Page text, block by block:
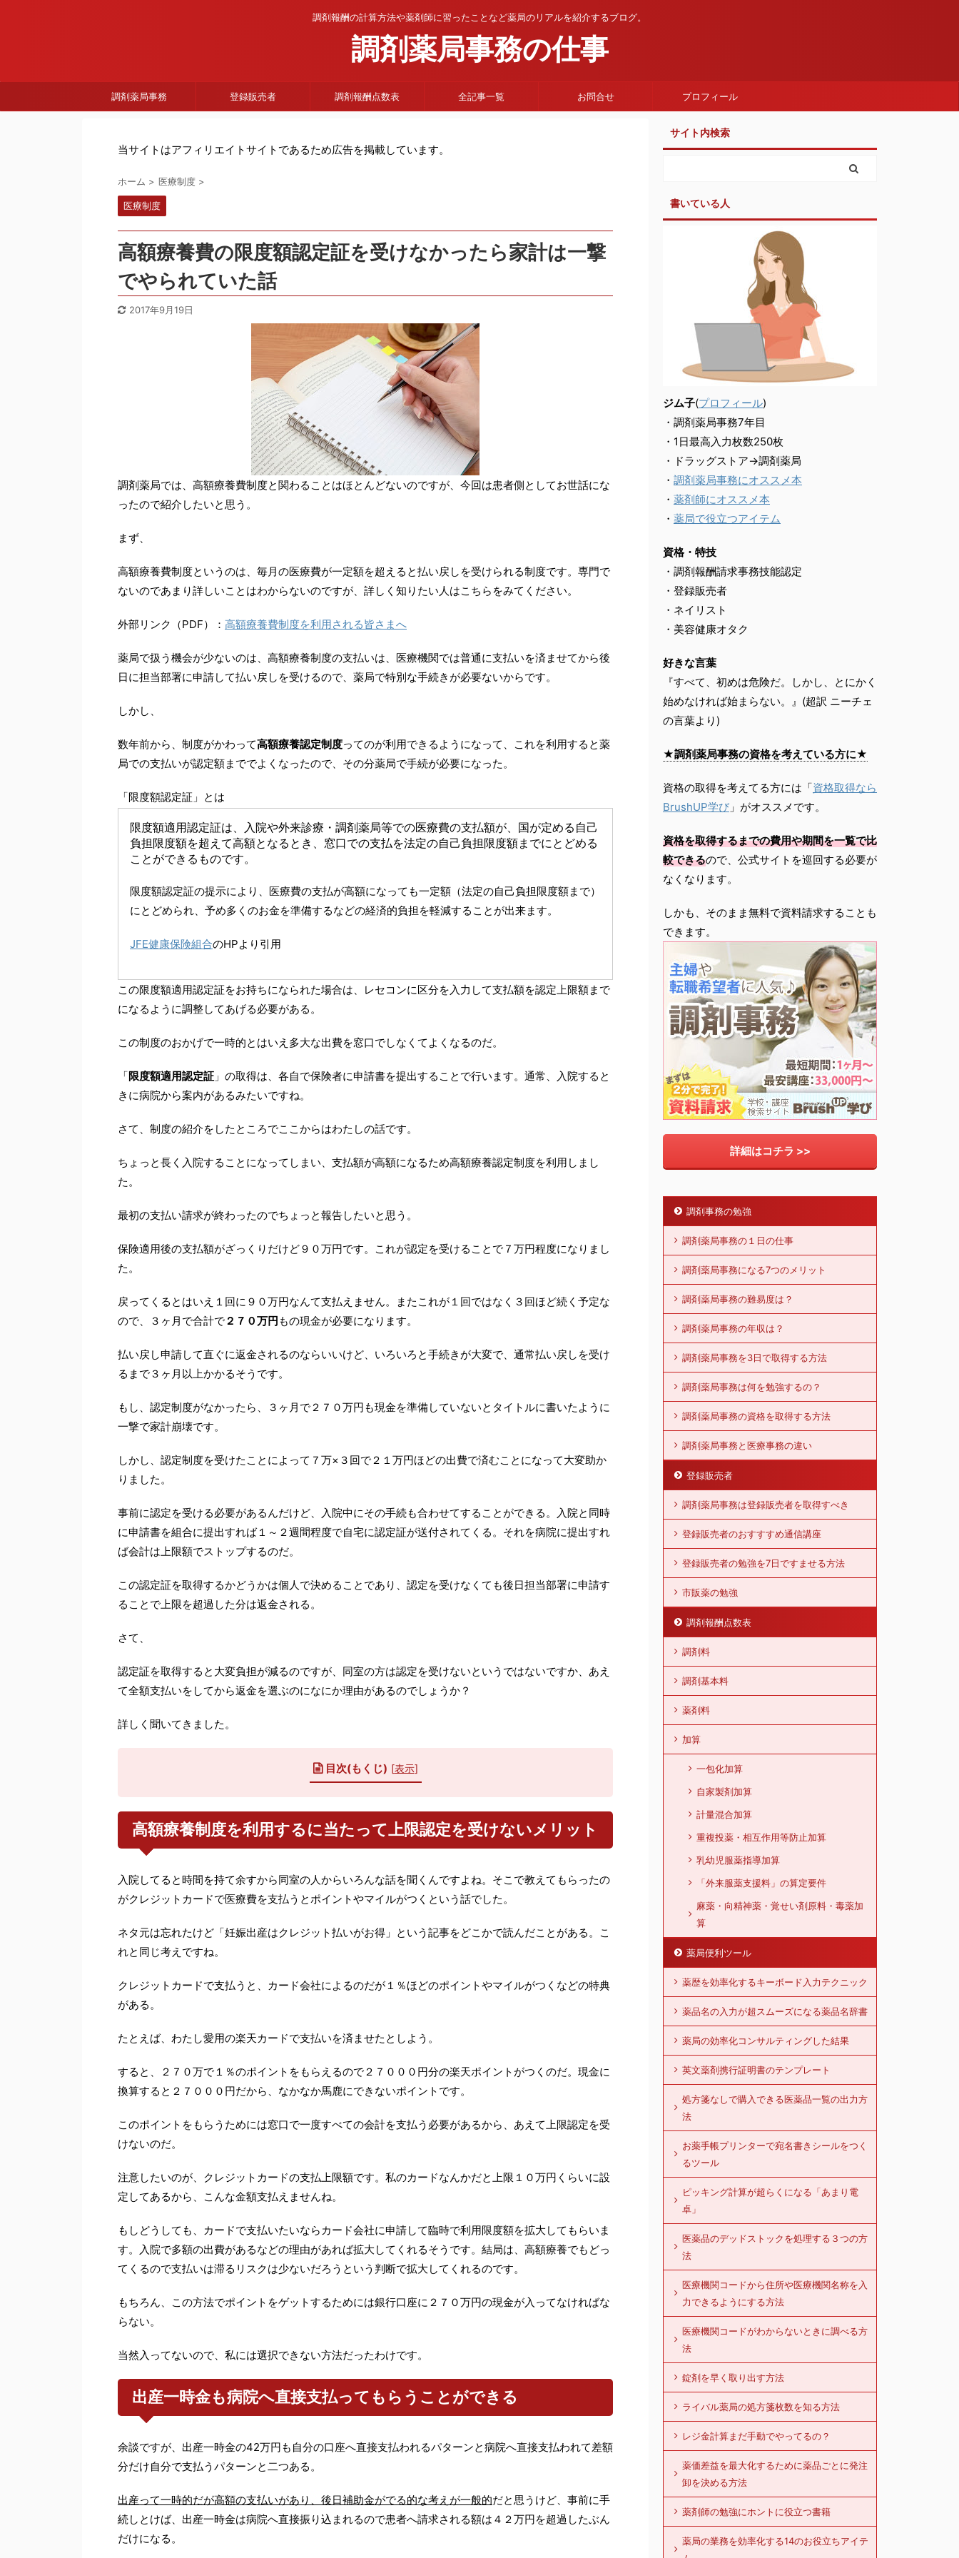
調剤報酬の計算方法や薬剤師に習ったことなど薬局のリアルを紹介するブログ。
調剤薬局事務の仕事
調剤薬局事務 登録販売者 調剤報酬点数表 全記事一覧 お問合せ プロフィール
当サイトはアフィリエイトサイトであるため広告を掲載しています。
ホーム > 医療制度 >
医療制度
高額療養費の限度額認定証を受けなかったら家計は一撃
でやられていた話
2017年9月19日
調剤薬局では、高額療養費制度と関わることはほとんどないのですが、今回は患者側としてお世話にな
ったので紹介したいと思う。
まず、
高額療養費制度というのは、毎月の医療費が一定額を超えると払い戻しを受けられる制度です。専門で
ないのであまり詳しいことはわからないのですが、詳しく知りたい人はこちらをみてください。
外部リンク（PDF）： 高額療養費制度を利用される皆さまへ
薬局で扱う機会が少ないのは、高額療養制度の支払いは、医療機関では普通に支払いを済ませてから後
日に担当部署に申請して払い戻しを受けるので、薬局で特別な手続きが必要ないからです。
しかし、
数年前から、制度がかわって高額療養認定制度ってのが利用できるようになって、これを利用すると薬
局での支払いが認定額まででよくなったので、その分薬局で手続が必要になった。
「限度額認定証」とは
限度額適用認定証は、入院や外来診療・調剤薬局等での医療費の支払額が、国が定める自己
負担限度額を超えて高額となるとき、窓口での支払を法定の自己負担限度額までにとどめる
ことができるものです。
限度額認定証の提示により、医療費の支払が高額になっても一定額（法定の自己負担限度額まで）
にとどめられ、予め多くのお金を準備するなどの経済的負担を軽減することが出来ます。
JFE健康保険組合のHPより引用
この限度額適用認定証をお持ちになられた場合は、レセコンに区分を入力して支払額を認定上限額まで
になるように調整してあげる必要がある。
この制度のおかげで一時的とはいえ多大な出費を窓口でしなくてよくなるのだ。
「限度額適用認定証 」の取得は、各自で保険者に申請書を提出することで行います。通常、入院すると
きに病院から案内があるみたいですね。
さて、制度の紹介をしたところでここからはわたしの話です。
ちょっと長く入院することになってしまい、支払額が高額になるため高額療養認定制度を利用しまし
た。
最初の支払い請求が終わったのでちょっと報告したいと思う。
保険適用後の支払額がざっくりだけど９０万円です。これが認定を受けることで７万円程度になりまし
た。
戻ってくるとはいえ１回に９０万円なんて支払えません。またこれが１回ではなく３回ほど続く予定な
ので、３ヶ月で合計で２７０万円 もの現金が必要になります。
払い戻し申請して直ぐに返金されるのならいいけど、いろいろと手続きが大変で、通常払い戻しを受け
るまで３ヶ月以上かかるそうです。
もし、認定制度がなかったら、３ヶ月で２７０万円も現金を準備していないとタイトルに書いたように
一撃で家計崩壊です。
しかし、認定制度を受けたことによって７万×３回で２１万円ほどの出費で済むことになって大変助か
りました。
事前に認定を受ける必要があるんだけど、入院中にその手続も合わせてすることができる。入院と同時
に申請書を組合に提出すれば１～２週間程度で自宅に認定証が送付されてくる。それを病院に提出すれ
ば会計は上限額でストップするのだ。
この認定証を取得するかどうかは個人で決めることであり、認定を受けなくても後日担当部署に申請す
ることで上限を超過した分は返金される。
さて、
認定証を取得すると大変負担が減るのですが、同室の方は認定を受けないというではないですか、あえ
て全額支払いをしてから返金を選ぶのになにか理由があるのでしょうか？
詳しく聞いてきました。
目次(もくじ) [表示]
高額療養制度を利用するに当たって上限認定を受けないメリット
入院してると時間を持て余すから同室の人からいろんな話を聞くんですよね。そこで教えてもらったの
がクレジットカードで医療費を支払うとポイントやマイルがつくという話でした。
ネタ元は忘れたけど「妊娠出産はクレジット払いがお得」という記事をどこかで読んだことがある。こ
れと同じ考えですね。
クレジットカードで支払うと、カード会社によるのだが１％ほどのポイントやマイルがつくなどの特典
がある。
たとえば、わたし愛用の楽天カードで支払いを済ませたとしよう。
すると、２７０万で１％のポイントをもらえるので２７０００円分の楽天ポイントがつくのだ。現金に
換算すると２７０００円だから、なかなか馬鹿にできないポイントです。
このポイントをもらうためには窓口で一度すべての会計を支払う必要があるから、あえて上限認定を受
けないのだ。
注意したいのが、クレジットカードの支払上限額です。私のカードなんかだと上限１０万円くらいに設
定してあるから、こんな金額支払えませんね。
もしどうしても、カードで支払いたいならカード会社に申請して臨時で利用限度額を拡大してもらいま
す。入院で多額の出費があるなどの理由があれば拡大してくれるそうです。結局は、高額療養でもどっ
てくるので支払いは滞るリスクは少ないだろうという判断で拡大してくれるのです。
もちろん、この方法でポイントをゲットするためには銀行口座に２７０万円の現金が入ってなければな
らない。
当然入ってないので、私には選択できない方法だったわけです。
出産一時金も病院へ直接支払ってもらうことができる
余談ですが、出産一時金の42万円も自分の口座へ直接支払われるパターンと病院へ直接支払われて差額
分だけ自分で支払うパターンと二つある。
出産って一時的だが高額の支払いがあり、後日補助金がでる的な考えが一般的だと思うけど、事前に手
続しとけば、出産一時金は病院へ直接振り込まれるので患者へ請求される額は４２万円を超過したぶん
だけになる。
サイト内検索
書いている人
ジム子(プロフィール)
・調剤薬局事務7年目
・1日最高入力枚数250枚
・ドラッグストア→調剤薬局
・ 調剤薬局事務にオススメ本
・ 薬剤師にオススメ本
・ 薬局で役立つアイテム
資格・特技
・調剤報酬請求事務技能認定
・登録販売者
・ネイリスト
・美容健康オタク
好きな言葉
『すべて、初めは危険だ。しかし、とにかく
始めなければ始まらない。』(超訳 ニーチェ
の言葉より)
★調剤薬局事務の資格を考えている方に★
資格の取得を考えてる方には「資格取得なら
BrushUP学び 」がオススメです。
資格を取得するまでの費用や期間を一覧で比
較できるので、公式サイトを巡回する必要が
なくなります。
しかも、そのまま無料で資料請求することも
できます。
詳細はコチラ >>
調剤事務の勉強
調剤薬局事務の１日の仕事
調剤薬局事務になる7つのメリット
調剤薬局事務の難易度は？
調剤薬局事務の年収は？
調剤薬局事務を3日で取得する方法
調剤薬局事務は何を勉強するの？
調剤薬局事務の資格を取得する方法
調剤薬局事務と医療事務の違い
登録販売者
調剤薬局事務は登録販売者を取得すべき
登録販売者のおすすすめ通信講座
登録販売者の勉強を7日ですませる方法
市販薬の勉強
調剤報酬点数表
調剤料
調剤基本料
薬剤料
加算
一包化加算
自家製剤加算
計量混合加算
重複投薬・相互作用等防止加算
乳幼児服薬指導加算
「外来服薬支援料」の算定要件
麻薬・向精神薬・覚せい剤原料・毒薬加
算
薬局便利ツール
薬歴を効率化するキーボード入力テクニック
薬品名の入力が超スムーズになる薬品名辞書
薬局の効率化コンサルティングした結果
英文薬剤携行証明書のテンプレート
処方箋なしで購入できる医薬品一覧の出力方
法
お薬手帳プリンターで宛名書きシールをつく
るツール
ピッキング計算が超らくになる「あまり電
卓」
医薬品のデッドストックを処理する３つの方
法
医療機関コードから住所や医療機関名称を入
力できるようにする方法
医療機関コードがわからないときに調べる方
法
錠剤を早く取り出す方法
ライバル薬局の処方箋枚数を知る方法
レジ金計算まだ手動でやってるの？
薬価差益を最大化するために薬品ごとに発注
卸を決める方法
薬剤師の勉強にホントに役立つ書籍
薬局の業務を効率化する14のお役立ちアイテ